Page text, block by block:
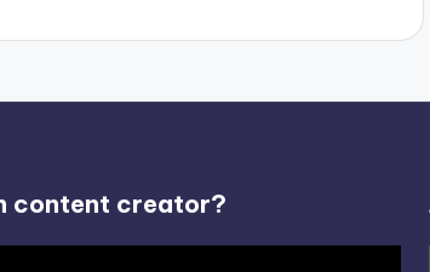
content creator?